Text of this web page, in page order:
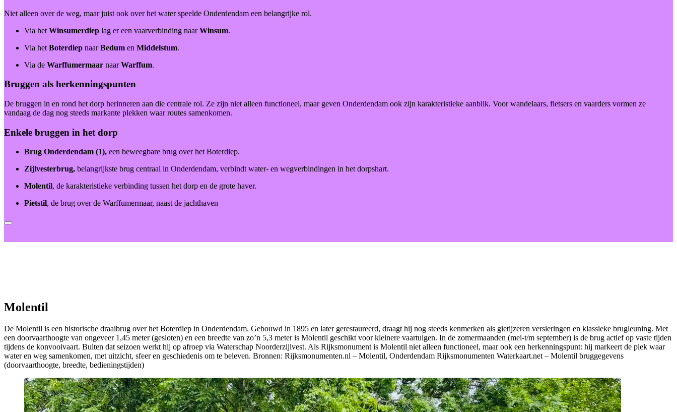
Niet alleen over de weg, maar juist ook over het water speelde Onderdendam een belangrijke rol.
Via het Winsumerdiep lag er een vaarverbinding naarWinsum.
Via het Boterdiep naarBedum en Middelstum.
Via de Warffumermaar naarWarffum.
Bruggen als herkenningspunten
De bruggen in en rond het dorp herinneren aan die centrale rol. Ze zijn niet alleen functioneel, maar geven Onderdendam ook zijn karakteristieke aanblik. Voor wandelaars, fietsers en vaarders vormen ze
vandaag de dag nog steeds markante plekken waar routes samenkomen.
Enkele bruggen in het dorp
Brug Onderdendam (1), een beweegbare brug over het Boterdiep.
Zijlvesterbrug, belangrijkste brug centraal in Onderdendam, verbindt water- en wegverbindingen in het dorpshart.
Molentil, de karakteristieke verbinding tussen het dorp en de grote haver.
Pietstil, de brug over de Warffumermaar, naast de jachthaven
Molentil
De Molentil is een historische draaibrug over het Boterdiep in Onderdendam. Gebouwd in 1895 en later gerestaureerd, draagt hij nog steeds kenmerken als gietijzeren versieringen en klassieke brugleuning. Met
een doorvaarthoogte van ongeveer 1,45 meter (gesloten) en een breedte van zo’n 5,3 meter is Molentil geschikt voor kleinere vaartuigen. In de zomermaanden (mei-t/m september) is de brug actief op vaste tijden
tijdens de konvooivaart. Buiten dat seizoen werkt hij op afroep via Waterschap Noorderzijlvest. Als Rijksmonument is Molentil niet alleen functioneel, maar ook een herkenningspunt: hij markeert de plek waar
water en weg samenkomen, met uitzicht, sfeer en geschiedenis om te beleven. Bronnen: Rijksmonumenten.nl – Molentil, Onderdendam Rijksmonumenten Waterkaart.net – Molentil bruggegevens
(doorvaarthoogte, breedte, bedieningstijden)